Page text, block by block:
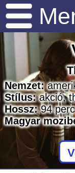
Nemzet:
Stílus: akció,
Hossz: 94perc
Magyar